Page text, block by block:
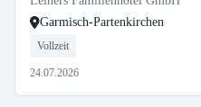
Garmisch-Partenkirchen
Vollzeit
24.07.2026